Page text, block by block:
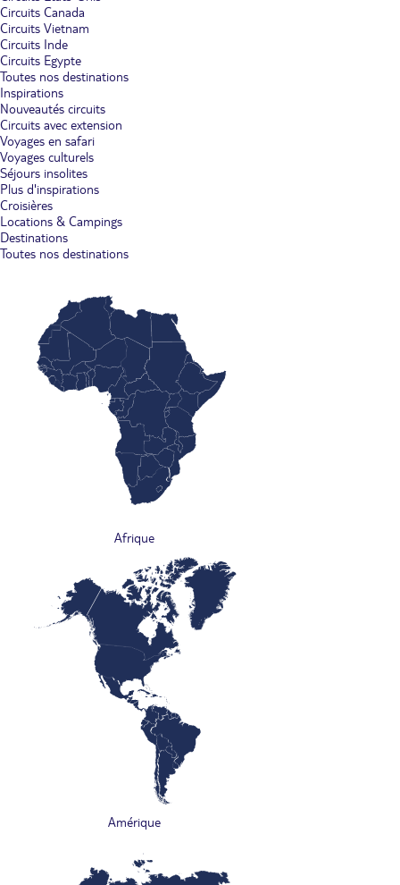
Circuits Canada
Circuits Vietnam
Circuits Inde
Circuits Egypte
Toutes nos destinations
Inspirations
Nouveautés circuits
Circuits avec extension
Voyages en safari
Voyages culturels
Séjours insolites
Plus d'inspirations
Croisières
Locations & Campings
Destinations
Toutes nos destinations
Afrique
Amérique